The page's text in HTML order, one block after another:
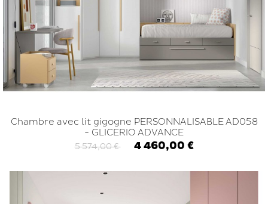
Chambre avec lit gigogne PERSONNALISABLE AD058
- GLICERIO ADVANCE
5 574,00 € 4 460,00 €